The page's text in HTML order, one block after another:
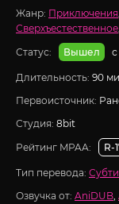
Жанр: Приключения,
Сверхъестественное,
Статус:
Вышел
Длительность: 90
Первоисточник:
Студия: 8bit
Рейтинг MPAA:
R-
Тип перевода:
Озвучка от: AniDUB,